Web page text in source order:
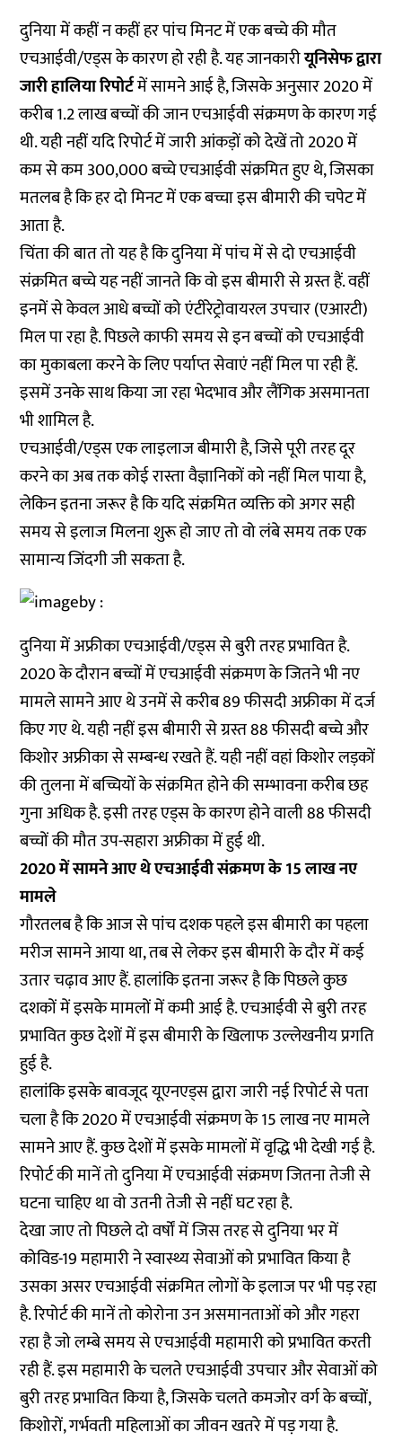
दुनिया में कहीं न कहीं हर पांच मिनट में एक बच्चे की मौत
एचआईवी/एड्स के कारण हो रही है. यह जानकारीयूनिसेफ द्वारा
जारी हालिया रिपोर्टमें सामने आई है, जिसके अनुसार 2020 में
करीब 1.2 लाख बच्चों की जान एचआईवी संक्रमण के कारण गई
थी. यही नहीं यदि रिपोर्ट में जारी आंकड़ों को देखें तो 2020 में
कम से कम 300,000 बच्चे एचआईवी संक्रमित हुए थे, जिसका
मतलब है कि हर दो मिनट में एक बच्चा इस बीमारी की चपेट में
आता है.
चिंता की बात तो यह है कि दुनिया में पांच में से दो एचआईवी
संक्रमित बच्चे यह नहीं जानते कि वो इस बीमारी से ग्रस्त हैं. वहीं
इनमें से केवल आधे बच्चों को एंटीरेट्रोवायरल उपचार (एआरटी)
मिल पा रहा है. पिछले काफी समय से इन बच्चों को एचआईवी
का मुकाबला करने के लिए पर्याप्त सेवाएं नहीं मिल पा रही हैं.
इसमें उनके साथ किया जा रहा भेदभाव और लैंगिक असमानता
भी शामिल है.
एचआईवी/एड्स एक लाइलाज बीमारी है, जिसे पूरी तरह दूर
करने का अब तक कोई रास्ता वैज्ञानिकों को नहीं मिल पाया है,
लेकिन इतना जरूर है कि यदि संक्रमित व्यक्ति को अगर सही
समय से इलाज मिलना शुरू हो जाए तो वो लंबे समय तक एक
सामान्य जिंदगी जी सकता है.
दुनिया में अफ्रीका एचआईवी/एड्स से बुरी तरह प्रभावित है.
2020 के दौरान बच्चों में एचआईवी संक्रमण के जितने भी नए
मामले सामने आए थे उनमें से करीब 89 फीसदी अफ्रीका में दर्ज
किए गए थे. यही नहीं इस बीमारी से ग्रस्त 88 फीसदी बच्चे और
किशोर अफ्रीका से सम्बन्ध रखते हैं. यही नहीं वहां किशोर लड़कों
की तुलना में बच्चियों के संक्रमित होने की सम्भावना करीब छह
गुना अधिक है. इसी तरह एड्स के कारण होने वाली 88 फीसदी
बच्चों की मौत उप-सहारा अफ्रीका में हुई थी.
2020 में सामने आए थे एचआईवी संक्रमण के 15 लाख नए
मामले
गौरतलब है कि आज से पांच दशक पहले इस बीमारी का पहला
मरीज सामने आया था, तब से लेकर इस बीमारी के दौर में कई
उतार चढ़ाव आए हैं. हालांकि इतना जरूर है कि पिछले कुछ
दशकों में इसके मामलों में कमी आई है. एचआईवी से बुरी तरह
प्रभावित कुछ देशों में इस बीमारी के खिलाफ उल्लेखनीय प्रगति
हुई है.
हालांकि इसके बावजूदयूएनएड्स द्वारा जारी नई रिपोर्टसे पता
चला है कि 2020 में एचआईवी संक्रमण के 15 लाख नए मामले
सामने आए हैं. कुछ देशों में इसके मामलों में वृद्धि भी देखी गई है.
रिपोर्ट की मानें तो दुनिया में एचआईवी संक्रमण जितना तेजी से
घटना चाहिए था वो उतनी तेजी से नहीं घट रहा है.
देखा जाए तो पिछले दो वर्षों में जिस तरह से दुनिया भर में
कोविड-19 महामारी ने स्वास्थ्य सेवाओं को प्रभावित किया है
उसका असर एचआईवी संक्रमित लोगों के इलाज पर भी पड़ रहा
है. रिपोर्ट की मानें तो कोरोना उन असमानताओं को और गहरा
रहा है जो लम्बे समय से एचआईवी महामारी को प्रभावित करती
रही हैं. इस महामारी के चलते एचआईवी उपचार और सेवाओं को
बुरी तरह प्रभावित किया है, जिसके चलते कमजोर वर्ग के बच्चों,
किशोरों, गर्भवती महिलाओं का जीवन खतरे में पड़ गया है.